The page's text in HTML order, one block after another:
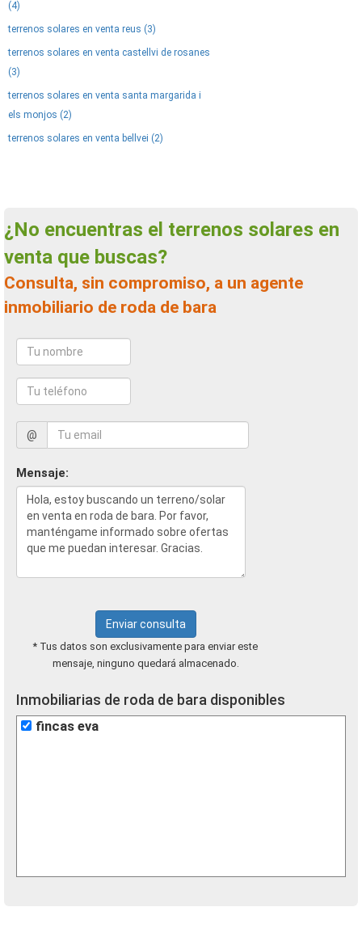
(4)
terrenos solares en venta reus (3)
terrenos solares en venta castellvi de rosanes
(3)
terrenos solares en venta santa margarida i
els monjos (2)
terrenos solares en venta bellvei (2)
¿No encuentras el terrenos solares en
venta que buscas?
Consulta, sin compromiso, a un agente
inmobiliario de roda de bara
@
Mensaje:
Enviar consulta
* Tus datos son exclusivamente para enviar este
mensaje, ninguno quedará almacenado.
Inmobiliarias de roda de bara disponibles
fincas eva